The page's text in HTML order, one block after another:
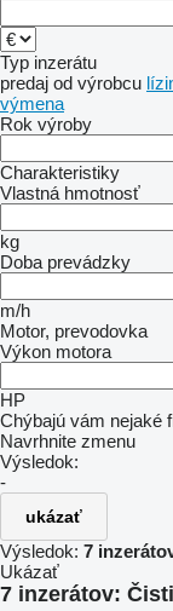
Typ inzerátu
predaj od výrobcu
výmena
Rok výroby
Charakteristiky
Vlastná hmotnosť
kg
Doba prevádzky
m/h
Motor, prevodovka
Výkon motora
HP
Chýbajú vám nejaké
Navrhnite zmenu
Výsledok:
-
ukázať
Výsledok: 7
Ukázať
7 inzerátov: